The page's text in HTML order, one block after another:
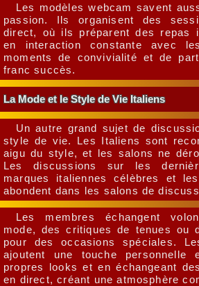
Les modèles webcam savent
passion. Ils organisent des
direct, où ils préparent des repas
en interaction constante avec
moments de convivialité et de
franc succès.
La Mode et le Style de Vie Italiens
Un autre grand sujet de
style de vie. Les Italiens sont
aigu du style, et les salons ne
Les discussions sur les
marques italiennes célèbres et
abondent dans les salons de
Les membres échangent
mode, des critiques de tenues ou
pour des occasions spéciales.
ajoutent une touche personnelle
propres looks et en échangeant
en direct, créant une atmosphère